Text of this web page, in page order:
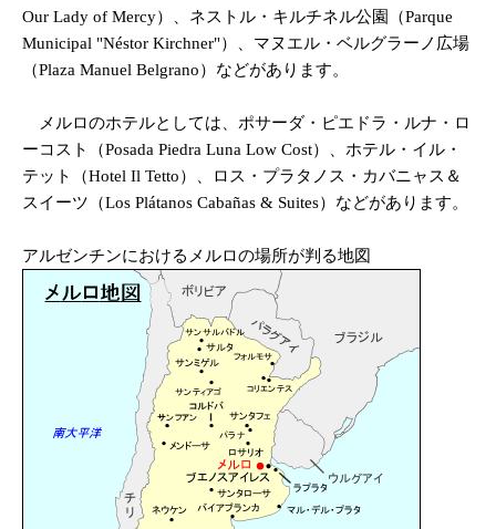
Our Lady of Mercy）、ネストル・キルチネル公園（Parque
Municipal "Néstor Kirchner"）、マヌエル・ベルグラーノ広場
（Plaza Manuel Belgrano）などがあります。
メルロのホテルとしては、ポサーダ・ピエドラ・ルナ・ロ
ーコスト（Posada Piedra Luna Low Cost）、ホテル・イル・
テット（Hotel Il Tetto）、ロス・プラタノス・カバニャス＆
スイーツ（Los Plátanos Cabañas & Suites）などがあります。
アルゼンチンにおけるメルロの場所が判る地図